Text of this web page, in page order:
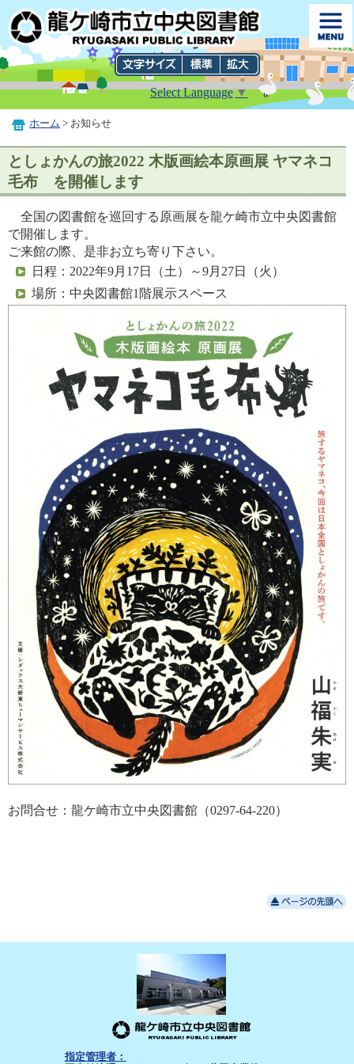
Select Language▼
ホーム > お知らせ
としょかんの旅2022 木版画絵本原画展 ヤマネコ
毛布 を開催します
全国の図書館を巡回する原画展を龍ケ崎市立中央図書館
で開催します。
ご来館の際、是非お立ち寄り下さい。
日程：2022年9月17日（土）～9月27日（火）
場所：中央図書館1階展示スペース
お問合せ：龍ケ崎市立中央図書館（0297-64-220）
指定管理者：